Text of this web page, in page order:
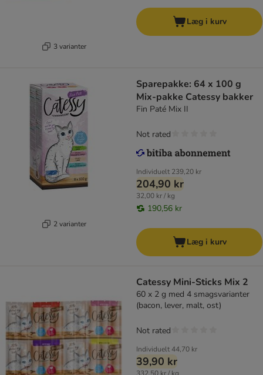
3 varianter
Læg i kurv
2 varianter
Sparepakke: 64 x 100 g
Mix-pakke Catessy bakker
Fin Paté Mix II
Individuelt 239,20 kr
204,90 kr
32,00 kr / kg
190,56 kr
Not rated
Læg i kurv
Catessy Mini-Sticks Mix 2
60 x 2 g med 4 smagsvarianter
(bacon, lever, malt, ost)
Individuelt44,70 kr
39,90 kr
Not rated